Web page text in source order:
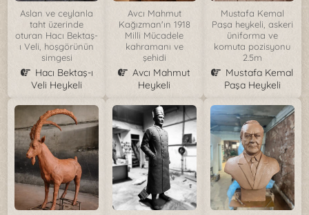
Aslan ve ceylanla
taht üzerinde
oturan Hacı Bektaş-
ı Veli, hoşgörünün
simgesi
Hacı Bektaş-ı
Veli Heykeli
Avcı Mahmut
Kağızman'ın 1918
Milli Mücadele
kahramanı ve
şehidi
Avcı Mahmut
Heykeli
Mustafa Kemal
Paşa heykeli, askeri
üniforma ve
komuta pozisyonu
2.5m
Mustafa Kemal
Paşa Heykeli